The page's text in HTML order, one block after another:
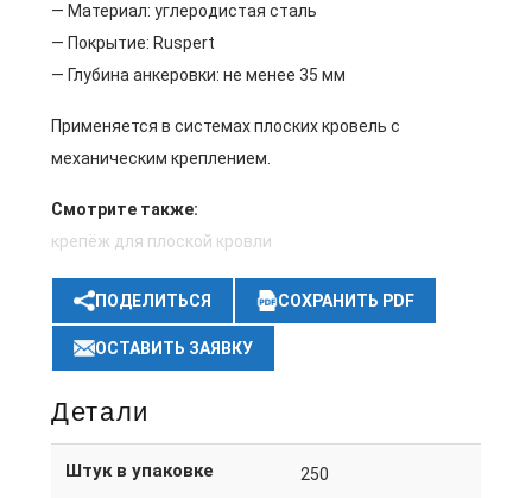
— Материал: углеродистая сталь
— Покрытие: Ruspert
— Глубина анкеровки: не менее 35 мм
Применяется в системах плоских кровель с
механическим креплением.
Смотрите также:
крепёж для плоской кровли
ПОДЕЛИТЬСЯ СОХРАНИТЬ PDF
ОСТАВИТЬ ЗАЯВКУ
Детали
Штук в упаковке 250